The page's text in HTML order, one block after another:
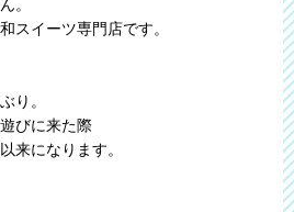
。
スイーツ専門店です。
り。
びに来た際
来になります。